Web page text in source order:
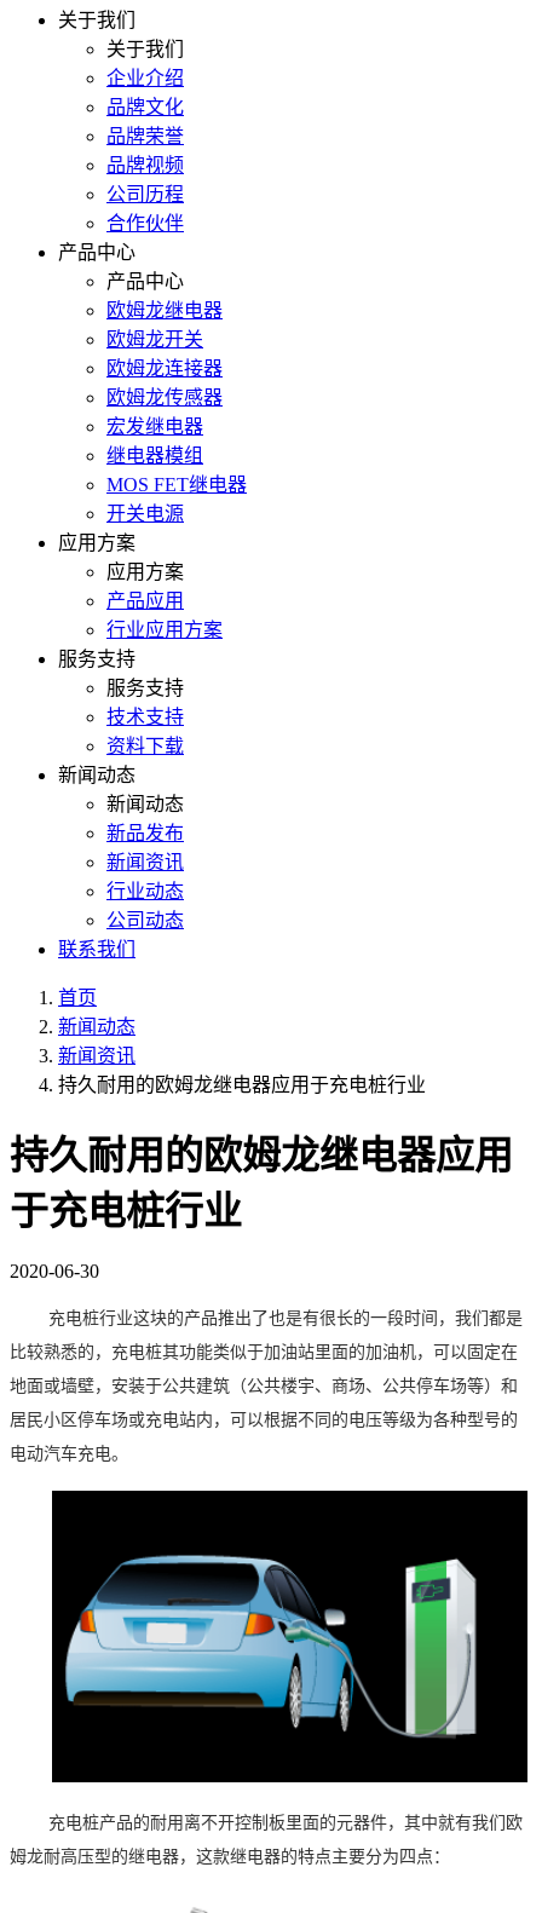
关于我们
关于我们
企业介绍
品牌文化
品牌荣誉
品牌视频
公司历程
合作伙伴
产品中心
产品中心
欧姆龙继电器
欧姆龙开关
欧姆龙连接器
欧姆龙传感器
宏发继电器
继电器模组
MOS FET继电器
开关电源
应用方案
应用方案
产品应用
行业应用方案
服务支持
服务支持
技术支持
资料下载
新闻动态
新闻动态
新品发布
新闻资讯
行业动态
公司动态
联系我们
首页
新闻动态
新闻资讯
持久耐用的欧姆龙继电器应用于充电桩行业
持久耐用的欧姆龙继电器应用
于充电桩行业
2020-06-30
充电桩行业这块的产品推出了也是有很长的一段时间，我们都是
比较熟悉的，充电桩其功能类似于加油站里面的加油机，可以固定在
地面或墙壁，安装于公共建筑（公共楼宇、商场、公共停车场等）和
居民小区停车场或充电站内，可以根据不同的电压等级为各种型号的
电动汽车充电。
充电桩产品的耐用离不开控制板里面的元器件，其中就有我们欧
姆龙耐高压型的继电器，这款继电器的特点主要分为四点：